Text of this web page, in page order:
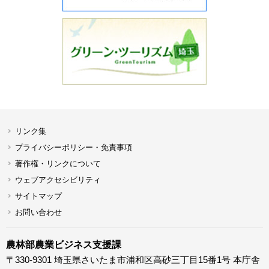
リンク集
プライバシーポリシー・免責事項
著作権・リンクについて
ウェブアクセシビリティ
サイトマップ
お問い合わせ
農林部農業ビジネス支援課
〒330-9301 埼玉県さいたま市浦和区高砂三丁目15番1号 本庁舎